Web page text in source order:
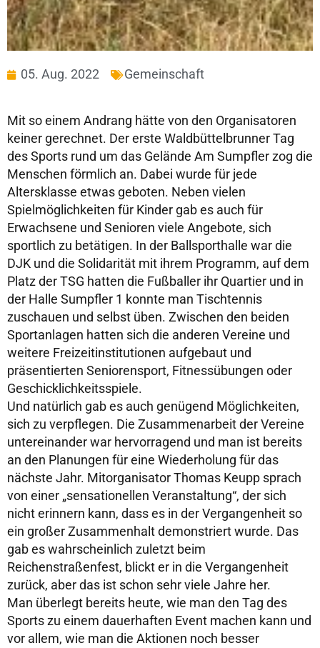
05. Aug. 2022 Gemeinschaft
Mit so einem Andrang hätte von den Organisatoren
keiner gerechnet. Der erste Waldbüttelbrunner Tag
des Sports rund um das Gelände Am Sumpfler zog die
Menschen förmlich an. Dabei wurde für jede
Altersklasse etwas geboten. Neben vielen
Spielmöglichkeiten für Kinder gab es auch für
Erwachsene und Senioren viele Angebote, sich
sportlich zu betätigen. In der Ballsporthalle war die
DJK und die Solidarität mit ihrem Programm, auf dem
Platz der TSG hatten die Fußballer ihr Quartier und in
der Halle Sumpfler 1 konnte man Tischtennis
zuschauen und selbst üben. Zwischen den beiden
Sportanlagen hatten sich die anderen Vereine und
weitere Freizeitinstitutionen aufgebaut und
präsentierten Seniorensport, Fitnessübungen oder
Geschicklichkeitsspiele.
Und natürlich gab es auch genügend Möglichkeiten,
sich zu verpflegen. Die Zusammenarbeit der Vereine
untereinander war hervorragend und man ist bereits
an den Planungen für eine Wiederholung für das
nächste Jahr. Mitorganisator Thomas Keupp sprach
von einer „sensationellen Veranstaltung“, der sich
nicht erinnern kann, dass es in der Vergangenheit so
ein großer Zusammenhalt demonstriert wurde. Das
gab es wahrscheinlich zuletzt beim
Reichenstraßenfest, blickt er in die Vergangenheit
zurück, aber das ist schon sehr viele Jahre her.
Man überlegt bereits heute, wie man den Tag des
Sports zu einem dauerhaften Event machen kann und
vor allem, wie man die Aktionen noch besser